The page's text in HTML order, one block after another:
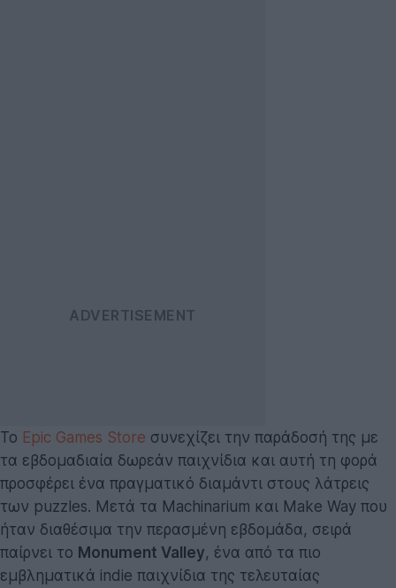
Το Epic Games Store συνεχίζει την παράδοσή της με
τα εβδομαδιαία δωρεάν παιχνίδια και αυτή τη φορά
προσφέρει ένα πραγματικό διαμάντι στους λάτρεις
των puzzles. Μετά τα Machinarium και Make Way που
ήταν διαθέσιμα την περασμένη εβδομάδα, σειρά
παίρνει το Monument Valley, ένα από τα πιο
εμβληματικά indie παιχνίδια της τελευταίας